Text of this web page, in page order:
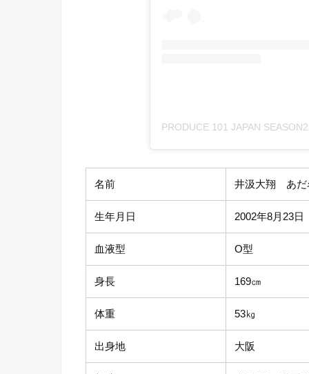
名前 井汲大翔 あ
生年月日 2002年8月23日
血液型 O型
身長 169㎝
体重 53㎏
出身地 大阪